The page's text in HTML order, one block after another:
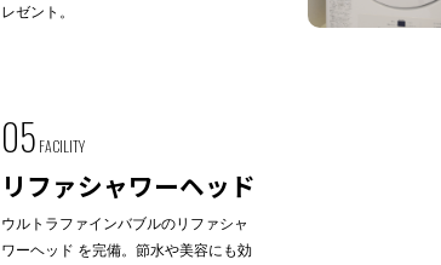
レゼント。
05 FACILITY
リファシャワーヘッド
ウルトラファインバブルのリファシャ
ワーヘッド を完備。節水や美容にも効